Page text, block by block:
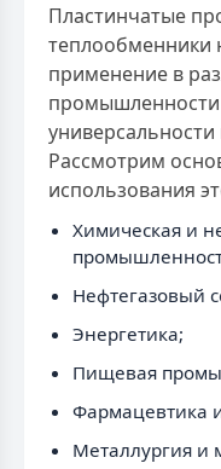
Пластинчатые
теплообменники
применение в
промышленности
Рассмотрим
использования
Химическая и
Нефтегазовый
Энергетика;
Пищевая
Фармацевтика
Металлургия и